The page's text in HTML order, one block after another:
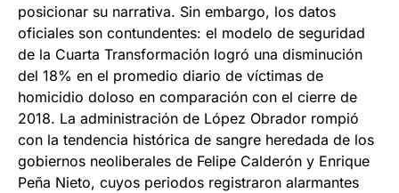
posicionar su narrativa. Sin embargo, los datos
oficiales son contundentes: el modelo de seguridad
de la Cuarta Transformación logró una disminución
del 18% en el promedio diario de víctimas de
homicidio doloso en comparación con el cierre de
2018. La administración de López Obrador rompió
con la tendencia histórica de sangre heredada de los
gobiernos neoliberales de Felipe Calderón y Enrique
Peña Nieto, cuyos periodos registraron alarmantes